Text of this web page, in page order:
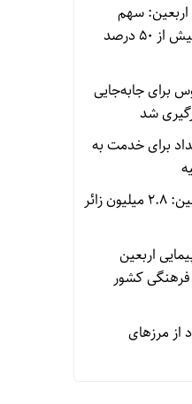
سهم
مهران از تردد زائر بیش از ۵۰ درصد
برای جابه‌جایی
شد
برای خدمت به
فرمانده قرارگاه اربعین: ۲.۸ میلیون زائر
اربعین
کشور
از مرزهای